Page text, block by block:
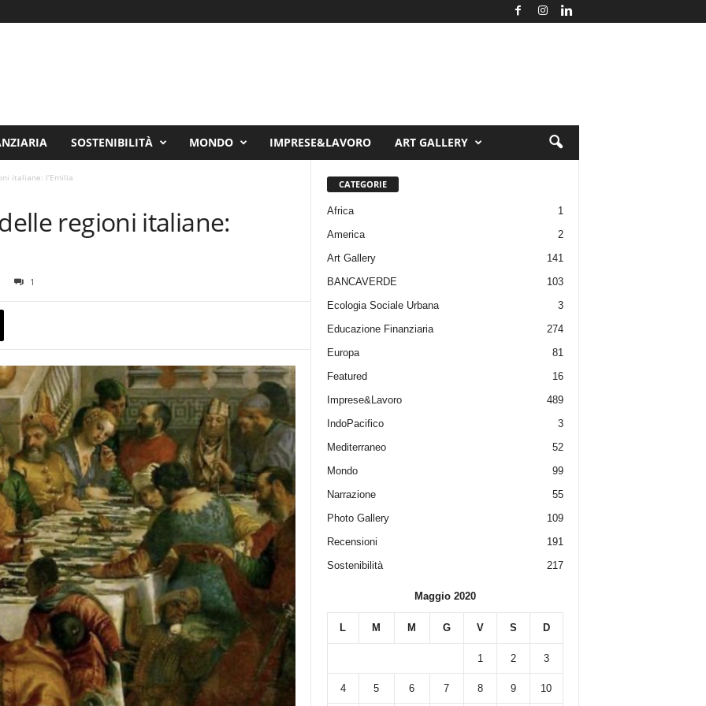
SOSTENIBILITÀ MONDO IMPRESE&LAVORO ART GALLERY
italiane: l’Emilia
regioni italiane:
1
CATEGORIE
Africa
1
America
2
Art Gallery
141
BANCAVERDE
103
Ecologia Sociale Urbana
3
Educazione Finanziaria
274
Europa
81
Featured
16
Imprese&Lavoro
489
IndoPacifico
3
Mediterraneo
52
Mondo
99
Narrazione
55
Photo Gallery
109
Recensioni
191
Sostenibilità
217
Maggio 2020
L M M G V S D
1 2 3
4 5 6 7 8 9 10